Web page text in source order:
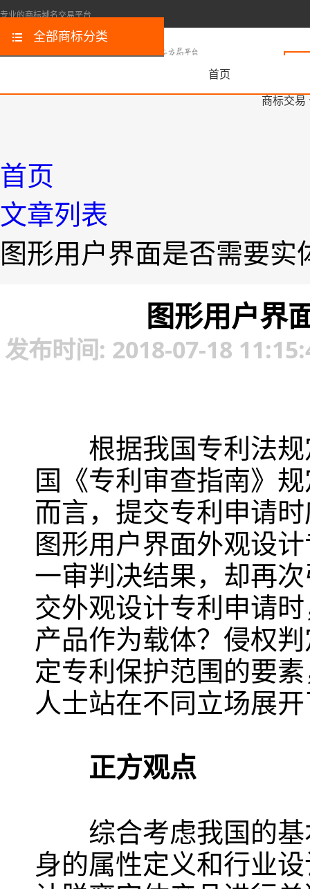
专业的商标域名交易平台
首页
商标交易
全部商标分类
首页
文章列表
图形用户界面是否需要实
图形用户界
发布时间: 2018-07-18
根据我国专利法
国《专利审查指南》
而言，提交专利申请
图形用户界面外观设
一审判决结果，却再
交外观设计专利申请
产品作为载体？侵权
定专利保护范围的要
人士站在不同立场展
正方观点
综合考虑我国的基
身的属性定义和行业